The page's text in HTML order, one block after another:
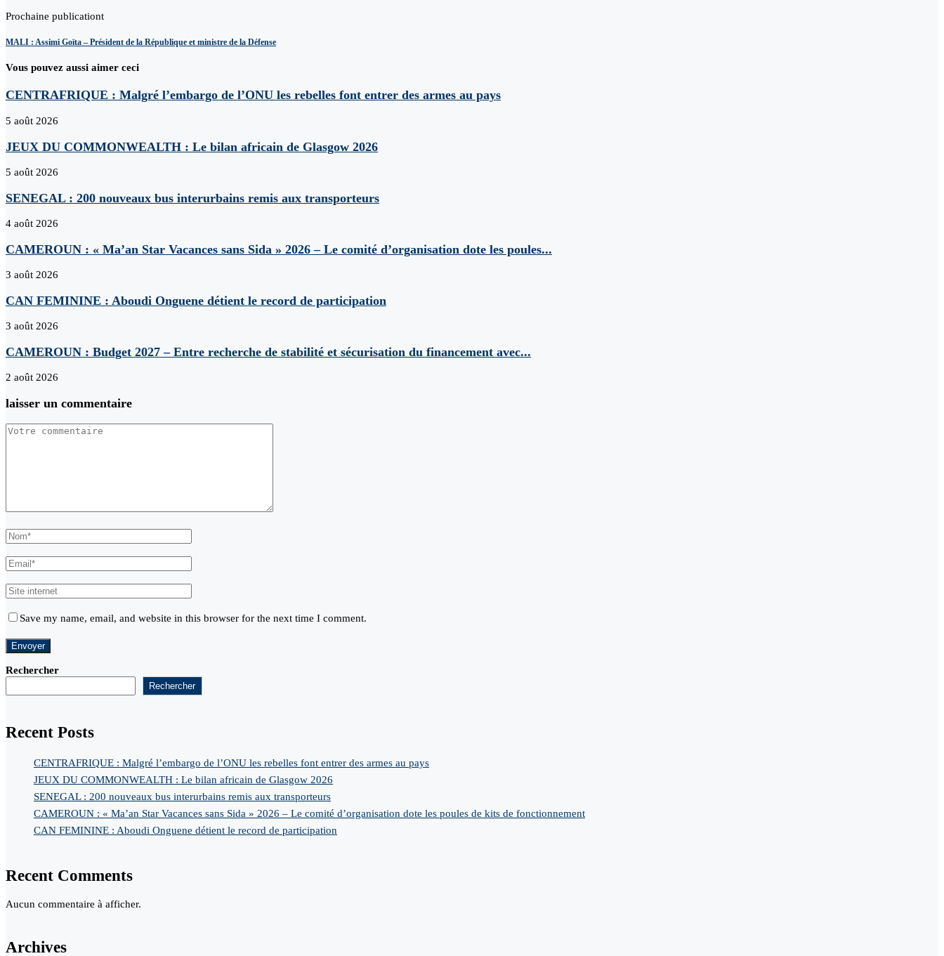
Prochaine publicationt
MALI : Assimi Goïta – Président de la République et ministre de la Défense
Vous pouvez aussi aimer ceci
CENTRAFRIQUE : Malgré l’embargo de l’ONU les rebelles font entrer des armes au pays
5 août 2026
JEUX DU COMMONWEALTH : Le bilan africain de Glasgow 2026
5 août 2026
SENEGAL : 200 nouveaux bus interurbains remis aux transporteurs
4 août 2026
CAMEROUN : « Ma’an Star Vacances sans Sida » 2026 – Le comité d’organisation dote les poules...
3 août 2026
CAN FEMININE : Aboudi Onguene détient le record de participation
3 août 2026
CAMEROUN : Budget 2027 – Entre recherche de stabilité et sécurisation du financement avec...
2 août 2026
laisser un commentaire
Save my name, email, and website in this browser for the next time I comment.
Rechercher
Rechercher
Recent Posts
CENTRAFRIQUE : Malgré l’embargo de l’ONU les rebelles font entrer des armes au pays
JEUX DU COMMONWEALTH : Le bilan africain de Glasgow 2026
SENEGAL : 200 nouveaux bus interurbains remis aux transporteurs
CAMEROUN : « Ma’an Star Vacances sans Sida » 2026 – Le comité d’organisation dote les poules de kits de fonctionnement
CAN FEMININE : Aboudi Onguene détient le record de participation
Recent Comments
Aucun commentaire à afficher.
Archives